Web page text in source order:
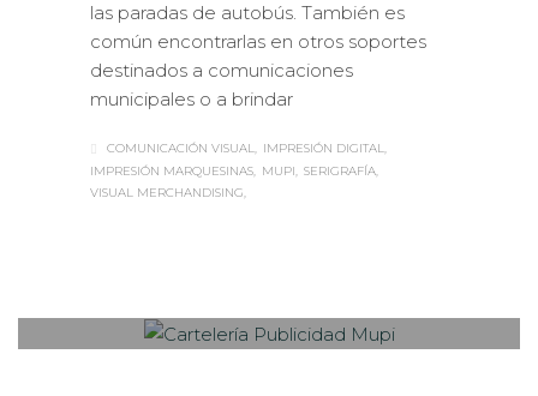
las paradas de autobús. También es
común encontrarlas en otros soportes
destinados a comunicaciones
municipales o a brindar
COMUNICACIÓN VISUAL
IMPRESIÓN DIGITAL
IMPRESIÓN MARQUESINAS
MUPI
SERIGRAFÍA
VISUAL MERCHANDISING